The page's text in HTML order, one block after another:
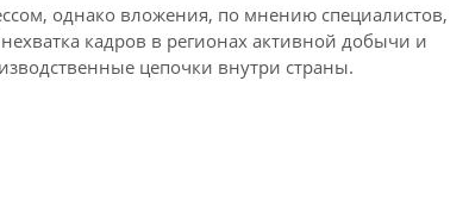
однако вложения, по мнению специалистов,
кадров в регионах активной добычи и
цепочки внутри страны.